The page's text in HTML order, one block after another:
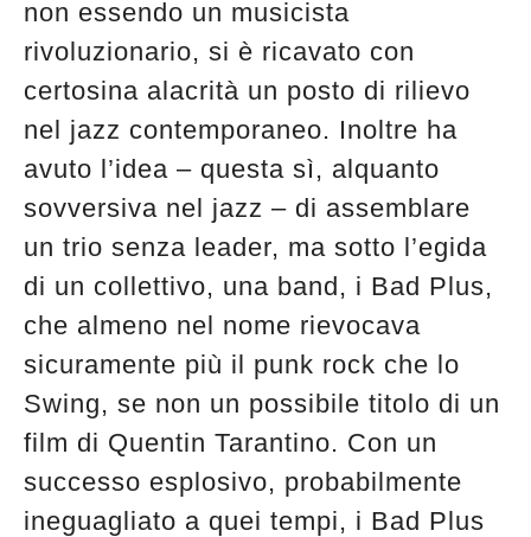
non essendo un musicista
rivoluzionario, si è ricavato con
certosina alacrità un posto di rilievo
nel jazz contemporaneo. Inoltre ha
avuto l’idea – questa sì, alquanto
sovversiva nel jazz – di assemblare
un trio senza leader, ma sotto l’egida
di un collettivo, una band, i Bad Plus,
che almeno nel nome rievocava
sicuramente più il punk rock che lo
Swing, se non un possibile titolo di un
film di Quentin Tarantino. Con un
successo esplosivo, probabilmente
ineguagliato a quei tempi, i Bad Plus